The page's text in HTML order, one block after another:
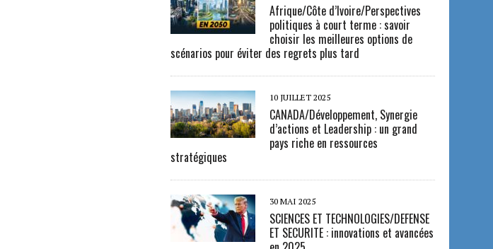
Afrique/Côte d’Ivoire/Perspectives
politiques à court terme : savoir
choisir les meilleures options de
scénarios pour éviter des regrets plus tard
10 JUILLET 2025
CANADA/Développement, Synergie
d’actions et Leadership : un grand
pays riche en ressources
stratégiques
30 MAI 2025
SCIENCES ET TECHNOLOGIES/DEFENSE
ET SECURITE : innovations et avancées